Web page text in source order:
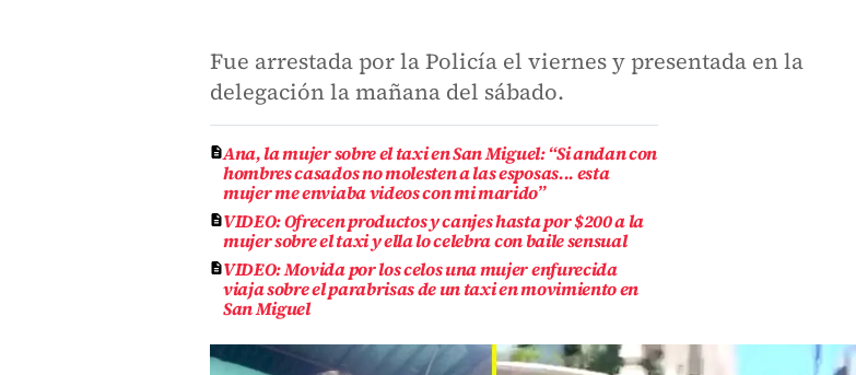
Fue arrestada por la Policía el viernes y presentada en la
delegación la mañana del sábado.
Ana, la mujer sobre el taxi en San Miguel: “Si andan con
hombres casados no molesten a las esposas... esta
mujer me enviaba videos con mi marido”
VIDEO: Ofrecen productos y canjes hasta por $200 a la
mujer sobre el taxi y ella lo celebra con baile sensual
VIDEO: Movida por los celos una mujer enfurecida
viaja sobre el parabrisas de un taxi en movimiento en
San Miguel